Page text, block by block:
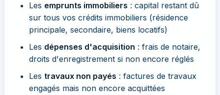
Les emprunts immobiliers : capital restant dû
sur tous vos crédits immobiliers (résidence
principale, secondaire, biens locatifs)
Les dépenses d'acquisition : frais de notaire,
droits d'enregistrement si non encore réglés
Les travaux non payés : factures de travaux
engagés mais non encore acquittées